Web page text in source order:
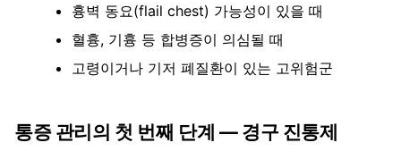
흉벽 동요(flail chest) 가능성이 있을 때
혈흉, 기흉 등 합병증이 의심될 때
고령이거나 기저 폐질환이 있는 고위험군
통증 관리의 첫 번째 단계 — 경구 진통제